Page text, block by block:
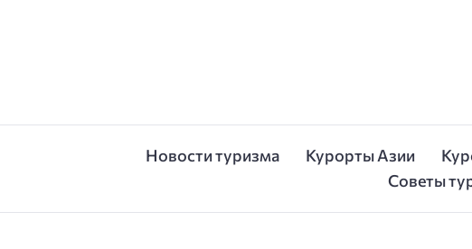
Новости туризма Курорты Азии
Советы